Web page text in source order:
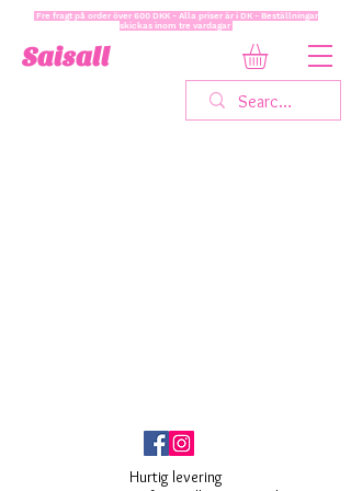
Saisall
Fre fragt på order över 600 DKK - Alla priser är i DK - Beställningar
skickas inom tre vardagar
Hurtig levering